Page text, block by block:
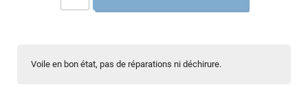
Voile en bon état, pas de réparations ni déchirure.